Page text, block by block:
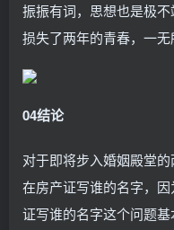
振振有词，思想也是极不
损失了两年的青春，一无
04结论
对于即将步入婚姻殿堂
在房产证写谁的名字，
证写谁的名字这个问题